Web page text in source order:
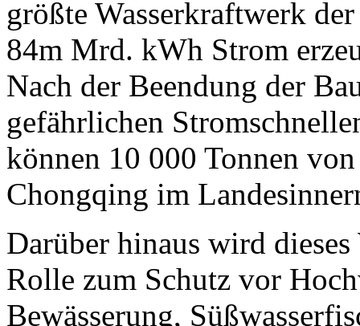
größte Wasserkraftwerk
84m Mrd. kWh Strom
Nach der Beendung der
gefährlichen
können 10 000 Tonnen
Chongqing im
Darüber hinaus wird
Rolle zum Schutz vor
Bewässerung,